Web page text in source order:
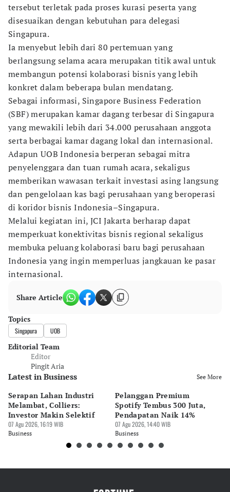
tersebut terletak pada proses kurasi peserta yang
disesuaikan dengan kebutuhan para delegasi
Singapura.
Ia menyebut lebih dari 80 pertemuan yang
berlangsung selama acara merupakan titik awal untuk
membangun potensi kolaborasi bisnis yang lebih
konkret dalam beberapa bulan mendatang.
Sebagai informasi, Singapore Business Federation
(SBF) merupakan kamar dagang terbesar di Singapura
yang mewakili lebih dari 34.000 perusahaan anggota
serta berbagai kamar dagang lokal dan internasional.
Adapun UOB Indonesia berperan sebagai mitra
penyelenggara dan tuan rumah acara, sekaligus
memberikan wawasan terkait investasi asing langsung
dan pengelolaan kas bagi perusahaan yang beroperasi
di koridor bisnis Indonesia–Singapura.
Melalui kegiatan ini, JCI Jakarta berharap dapat
memperkuat konektivitas bisnis regional sekaligus
membuka peluang kolaborasi baru bagi perusahaan
Indonesia yang ingin memperluas jangkauan ke pasar
internasional.
Share Article
Topics
Singapura UOB
Editorial Team
Editor
Pingit Aria
Latest in Business See More
Serapan Lahan Industri
Melambat, Colliers:
Investor Makin Selektif
07 Agu 2026, 16:19 WIB
Business
Pelanggan Premium
Spotify Tembus 300 Juta,
Pendapatan Naik 14%
07 Agu 2026, 14:40 WIB
Business